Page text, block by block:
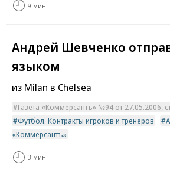
9 мин.
Андрей Шевченко
языком
из Milan в Chelsea
Газета «Коммерсантъ» №94 от 27.05.2006,
Футбол. Контракты игроков и тренеров
«Коммерсантъ»
3 мин.